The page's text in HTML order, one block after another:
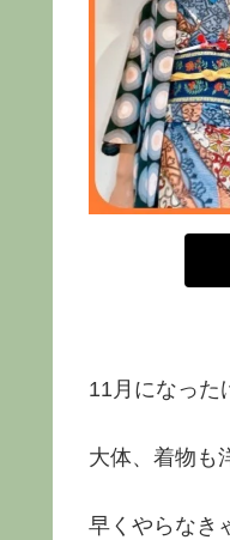
11月になった
大体、着物も
早くやらなき